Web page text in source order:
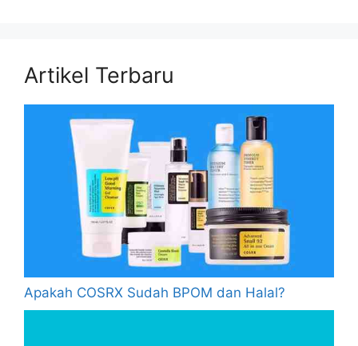
Artikel Terbaru
Apakah COSRX Sudah BPOM dan Halal?